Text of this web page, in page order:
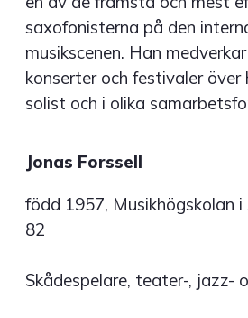
saxofonisterna på den
musikscenen. Han
konserter och festivaler över
solist och i olika
Jonas Forssell
född 1957, Musikhögskolan
82
Skådespelare, teater-, jazz-